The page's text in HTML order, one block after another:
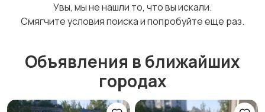
Сад и огород Садовая мебель
Увы, мы не нашли то, что вы искали.
Смягчите условия поиска и попробуйте еще раз.
Объявления в ближайших
городах